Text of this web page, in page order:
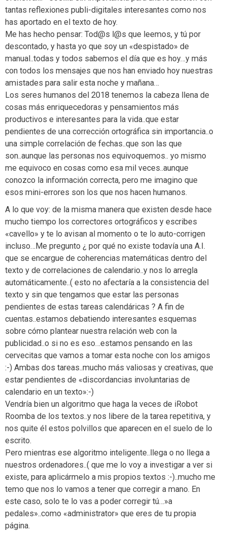
tantas reflexiones publi-digitales interesantes como nos
has aportado en el texto de hoy.
Me has hecho pensar: Tod@s l@s que leemos, y tú por
descontado, y hasta yo que soy un «despistado» de
manual..todas y todos sabemos el día que es hoy…y más
con todos los mensajes que nos han enviado hoy nuestras
amistades para salir esta noche y mañana…
Los seres humanos del 2018 tenemos la cabeza llena de
cosas más enriquecedoras y pensamientos más
productivos e interesantes para la vida..que estar
pendientes de una corrección ortográfica sin importancia..o
una simple correlación de fechas..que son las que
son..aunque las personas nos equivoquemos.. yo mismo
me equivoco en cosas como esa mil veces..aunque
conozco la información correcta, pero me imagino que
esos mini-errores son los que nos hacen humanos.
A lo que voy: de la misma manera que existen desde hace
mucho tiempo los correctores ortográficos y escribes
«cavello» y te lo avisan al momento o te lo auto-corrigen
incluso…Me pregunto ¿ por qué no existe todavía una A.I.
que se encargue de coherencias matemáticas dentro del
texto y de correlaciones de calendario..y nos lo arregla
automáticamente..( esto no afectaría a la consistencia del
texto y sin que tengamos que estar las personas
pendientes de estas tareas calendáricas ? A fin de
cuentas..estamos debatiendo interesantes esquemas
sobre cómo plantear nuestra relación web con la
publicidad..o si no es eso…estamos pensando en las
cervecitas que vamos a tomar esta noche con los amigos
:-) Ambas dos tareas..mucho más valiosas y creativas, que
estar pendientes de «discordancias involuntarias de
calendario en un texto»:-)
Vendría bien un algoritmo que haga la veces de iRobot
Roomba de los textos..y nos libere de la tarea repetitiva, y
nos quite él estos polvillos que aparecen en el suelo de lo
escrito.
Pero mientras ese algoritmo inteligente..llega o no llega a
nuestros ordenadores..( que me lo voy a investigar a ver si
existe, para aplicármelo a mis propios textos :-)..mucho me
temo que nos lo vamos a tener que corregir a mano. En
este caso, solo te lo vas a poder corregir tú…»a
pedales»..como «administrator» que eres de tu propia
página.